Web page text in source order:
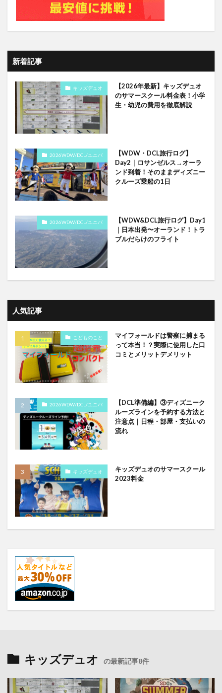
新着記事
キッズデュオ
【2026年最新】キッズデュオ
のサマースクール料金表！小学
生・幼児の費用を徹底解説
2026WDW/DCL/ユニバ
【WDW・DCL旅行ログ】
Day2｜ロサンゼルス→オーラ
ンド到着！そのままディズニー
クルーズ乗船の1日
2026WDW/DCL/ユニバ
【WDW&DCL旅行ログ】Day1
｜日本出発〜オーランド！トラ
ブルだらけのフライト
人気記事
こどものこと
マイフォールドは警察に捕まる
って本当！？実際に使用した口
コミとメリットデメリット
2026WDW/DCL/ユニバ
【DCL準備編】③ディズニーク
ルーズラインを予約する方法と
注意点｜日程・部屋・支払いの
流れ
キッズデュオ
キッズデュオのサマースクール
2023料金
キッズデュオ の最新記事8件